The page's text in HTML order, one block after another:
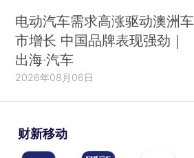
电动汽车需求高涨驱动澳洲车
市增长 中国品牌表现强劲｜
出海·汽车
2026年08月06日
财新移动